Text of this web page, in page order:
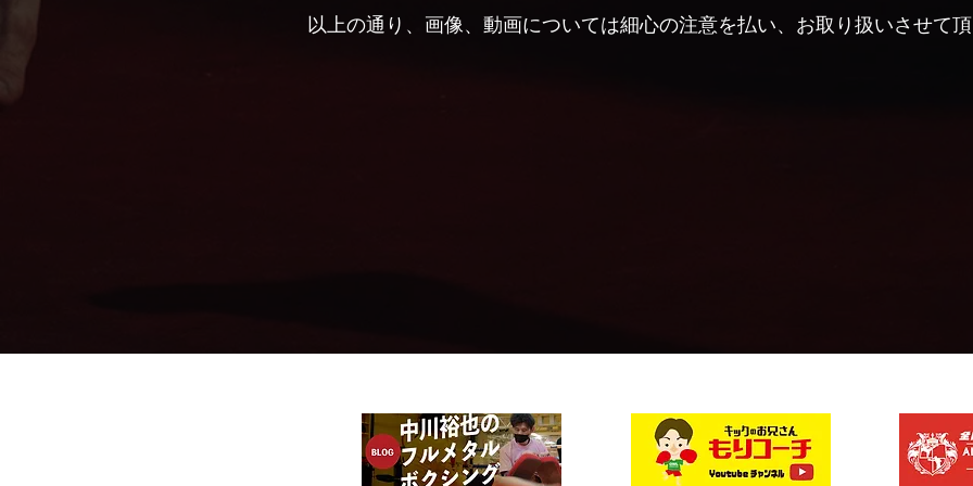
以上の通り、画像、動画については細心の注意を払い、お取り扱いさせて